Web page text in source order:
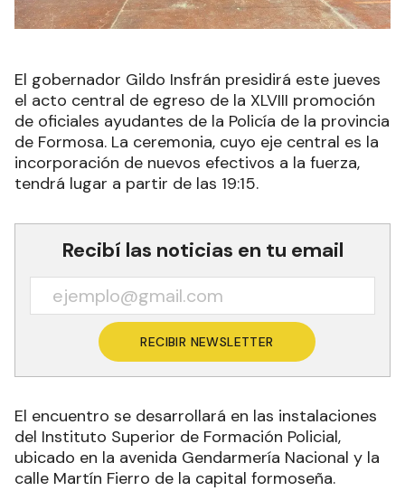
El gobernador Gildo Insfrán presidirá este jueves
el acto central de egreso de la XLVIII promoción
de oficiales ayudantes de la Policía de la provincia
de Formosa. La ceremonia, cuyo eje central es la
incorporación de nuevos efectivos a la fuerza,
tendrá lugar a partir de las 19:15.
Recibí las noticias en tu email
RECIBIR NEWSLETTER
El encuentro se desarrollará en las instalaciones
del Instituto Superior de Formación Policial,
ubicado en la avenida Gendarmería Nacional y la
calle Martín Fierro de la capital formoseña.